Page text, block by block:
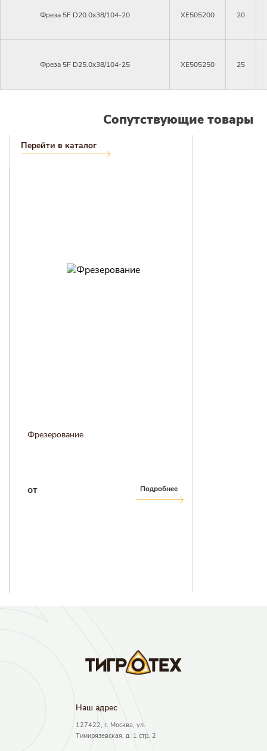
Фреза 5F D20.0x38/104-20 XE505200 20
Фреза 5F D25.0x38/104-25 XE505250 25
Перейти в каталог
Сопутствующие товары
Фрезерование
от Подробнее
Наш адрec
127422, г. Москва, ул.
Тимирязевская, д. 1 стр. 2